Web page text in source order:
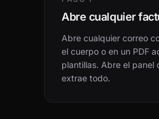
Abre cualquier
Abre cualquier correo
el cuerpo o en un PDF
plantillas. Abre el panel
extrae todo.